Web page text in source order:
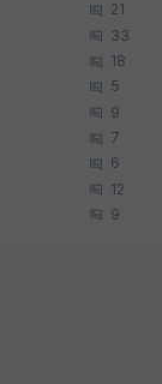
21
33
18
5
9
7
6
12
9